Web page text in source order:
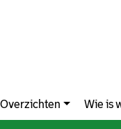
Overzichten Wie is